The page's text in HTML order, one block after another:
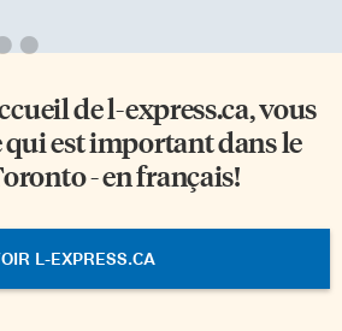
del-express.ca, vous
qui est important dans le
- en français!
L-EXPRESS.CA